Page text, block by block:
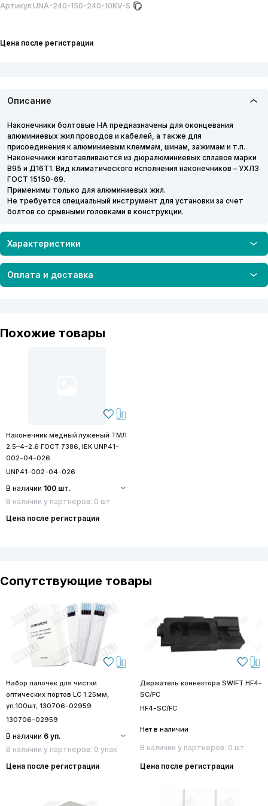
Артикул:UNA-240-150-240-10KV-S
Цена после регистрации
Описание
Наконечники болтовые НА предназначены для оконцевания
алюминиевых жил проводов и кабелей, а также для
присоединения к алюминиевым клеммам, шинам, зажимам и т.п.
Наконечники изготавливаются из дюралюминиевых сплавов марки
В95 и Д16Т1. Вид климатического исполнения наконечников – УХЛ3
ГОСТ 15150-69.
Применимы только для алюминиевых жил.
Не требуется специальный инструмент для установки за счет
болтов со срывными головками в конструкции.
Характеристики
Оплата и доставка
Похожие товары
Наконечник медный луженый ТМЛ
2.5–4–2.6 ГОСТ 7386, IEK UNP41-
002-04-026
UNP41-002-04-026
В наличии 100 шт.
В наличии у партнеров: 0 шт
Цена после регистрации
Сопутствующие товары
Набор палочек для чистки
оптических портов LC 1.25мм,
уп.100шт, 130706-02959
130706-02959
В наличии 6 уп.
В наличии у партнеров: 0 упак
Цена после регистрации
Держатель коннектора SWIFT HF4-
SC/FC
HF4-SC/FC
Нет в наличии
В наличии у партнеров: 0 шт
Цена после регистрации